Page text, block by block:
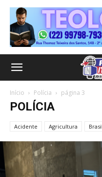
Início Polícia página 3
POLÍCIA
Acidente Agricultura Brasil